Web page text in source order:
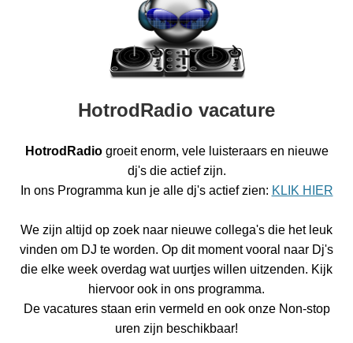
HotrodRadio vacature
HotrodRadiogroeit enorm, vele luisteraars en nieuwe
dj's die actief zijn.
In ons Programma kun je alle dj's actief zien: KLIK HIER
We zijn altijd op zoek naar nieuwe collega's die het leuk
vinden om DJ te worden. Op dit moment vooral naar Dj's
die elke week overdag wat uurtjes willen uitzenden. Kijk
hiervoor ook in ons programma.
De vacatures staan erin vermeld en ook onze Non-stop
uren zijn beschikbaar!